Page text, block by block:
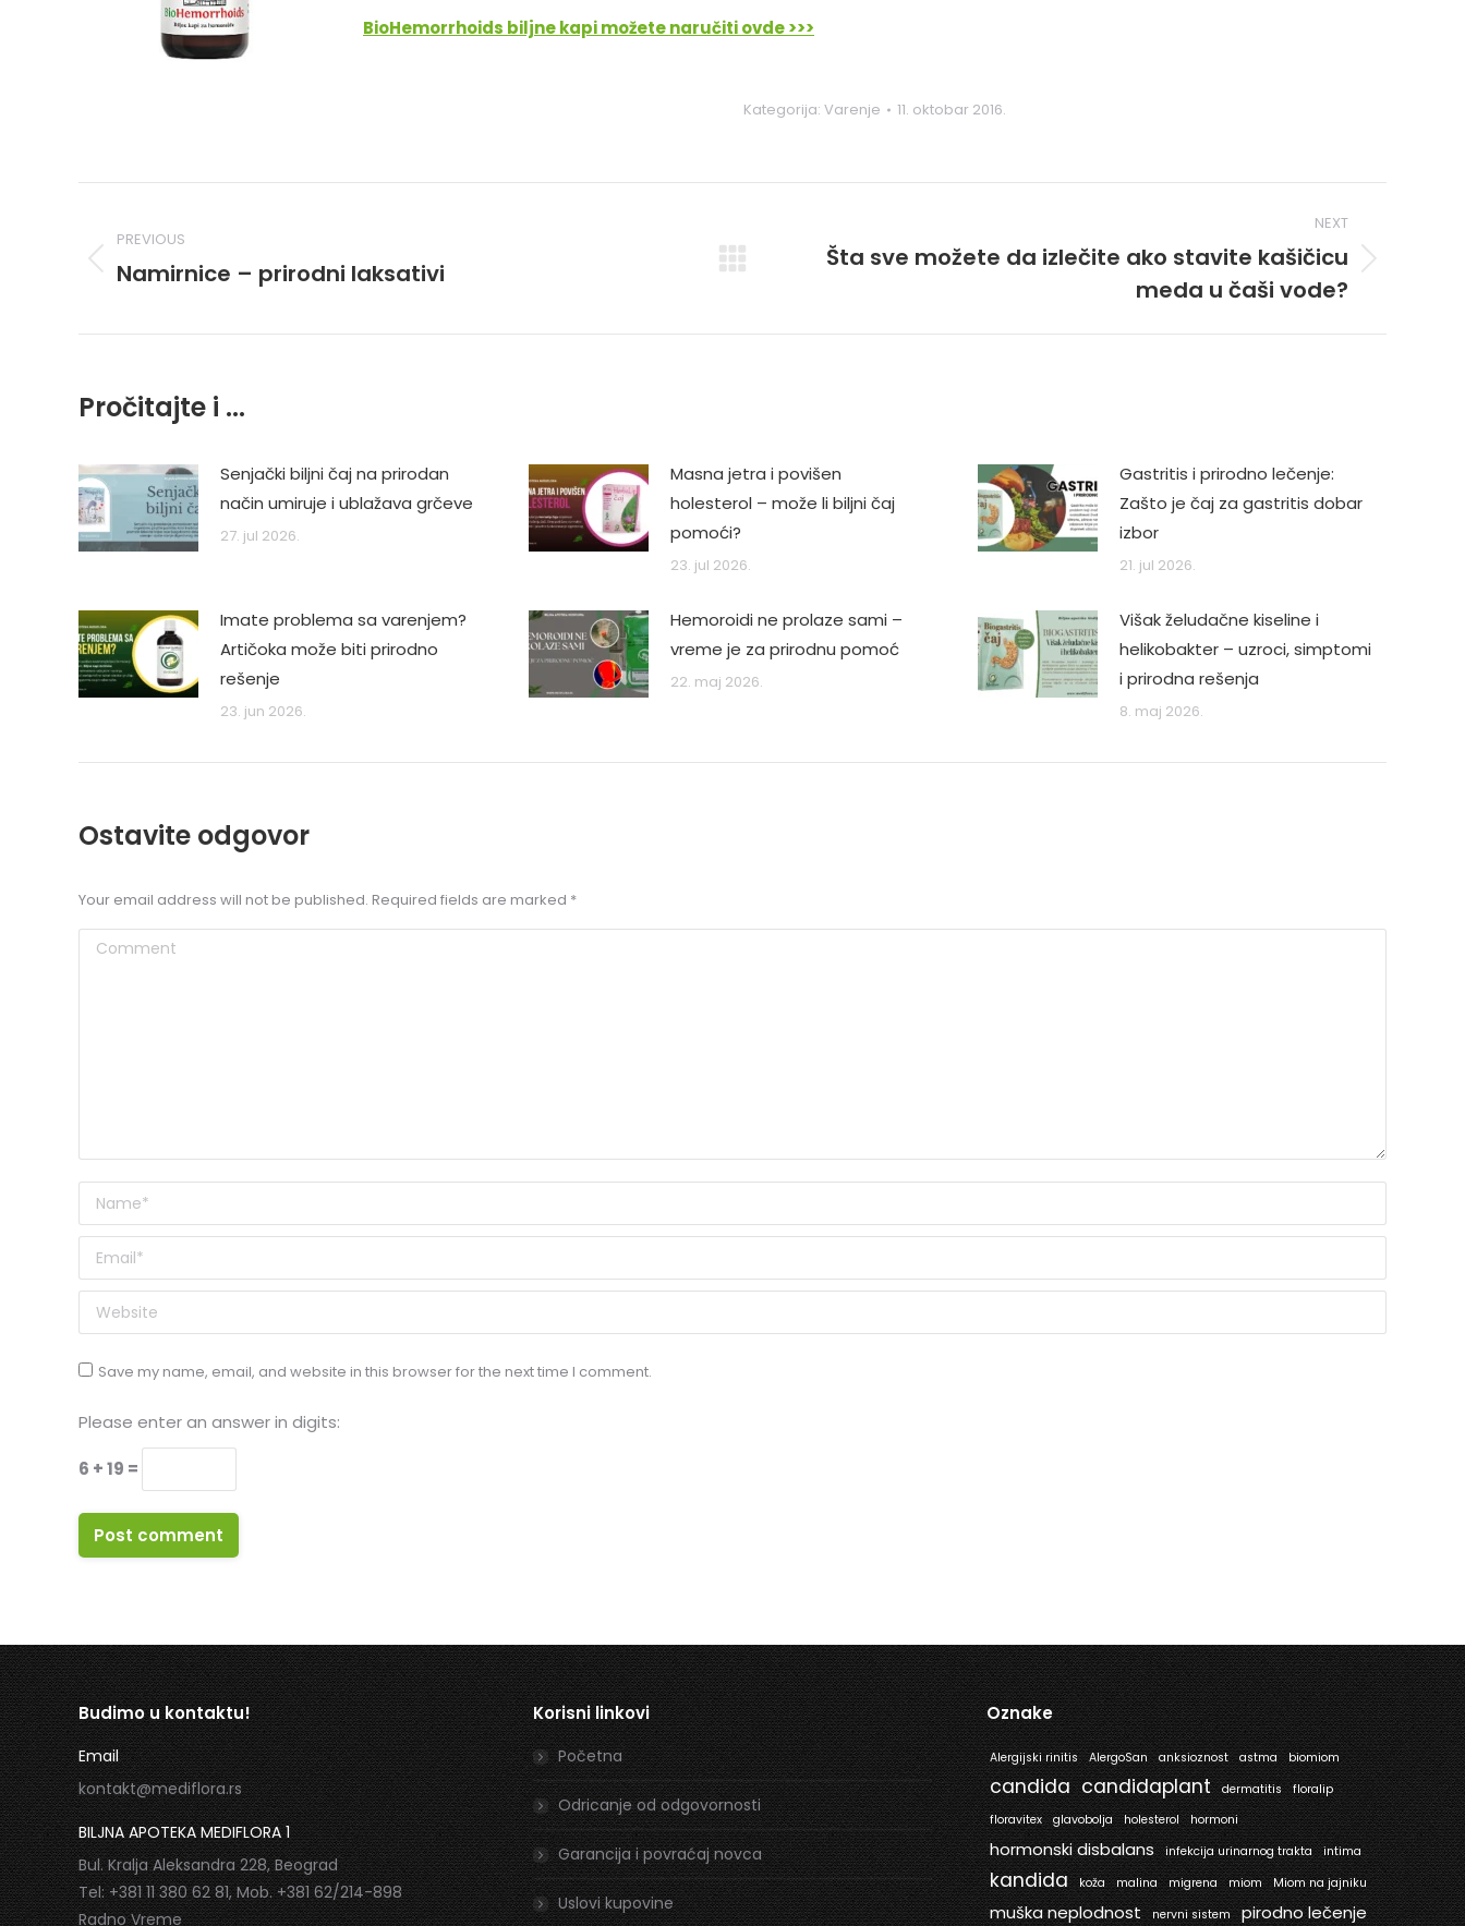
BioHemorrhoids biljne kapi možete naručiti ovde >>>
Kategorija: Varenje 11. oktobar 2016.
navigation
PREVIOUS
Previous
Namirnice – prirodni laksativi
NEXT
Šta sve možete da izlečite ako stavite kašičicu
meda u čaši vode?
Pročitajte i ...
Senjački biljni čaj na prirodan
način umiruje i ublažava grčeve
27. jul 2026.
Masna jetra i povišen
holesterol – može li biljni čaj
pomoći?
23. jul 2026.
Gastritis i prirodno lečenje:
Zašto je čaj za gastritis dobar
izbor
21. jul 2026.
Imate problema sa varenjem?
Artičoka može biti prirodno
rešenje
23. jun 2026.
Hemoroidi ne prolaze sami –
vreme je za prirodnu pomoć
22. maj 2026.
Višak želudačne kiseline i
helikobakter – uzroci, simptomi
i prirodna rešenja
8. maj 2026.
Ostavite odgovor
Your email address will not be published. Required fields are marked *
Comment
Name *
Email *
Website
Save my name, email, and website in this browser for the next time I comment.
Please enter an answer in digits:
6 + 19 =
Post comment
Budimo u kontaktu!
Email
kontakt@mediflora.rs
BILJNA APOTEKA MEDIFLORA 1
Bul. Kralja Aleksandra 228, Beograd
Tel: +381 11 380 62 81, Mob. +381 62/214-898
Radno Vreme
Korisni linkovi
Početna
Odricanje od odgovornosti
Garancija i povraćaj novca
Uslovi kupovine
Oznake
Alergijski rinitis AlergoSan anksioznost astma biomiom
candida candidaplant dermatitis
floralip
floravitex
glavobolja holesterol hormoni
hormonski disbalans infekcija urinarnog trakta intima
kandida koža malina migrena miom Miom na jajniku
muška neplodnost nervni sistem pirodno lečenje